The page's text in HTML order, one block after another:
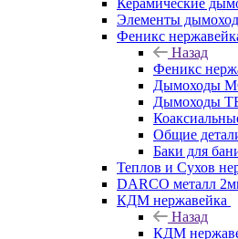
Керамические
Элементы
Феникс
Назад
Феникс
Дымоходы
Дымоходы
Общие
Баки для
Теплов и Сухов
DARCO металл
КДМ нержавейка
Назад
КДМ